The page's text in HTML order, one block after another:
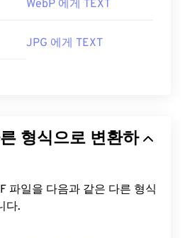
WebP 에게 TEXT
JPG 에게 TEXT
형식으로 변환하
다.